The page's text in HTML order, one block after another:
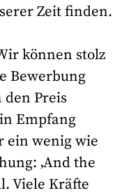
Zeit finden.
können stolz
Bewerbung
Preis
Empfang
ein wenig wie
‚And the
Viele Kräfte